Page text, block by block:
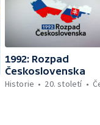
1992: Rozpad
Československa
Historie
20. století